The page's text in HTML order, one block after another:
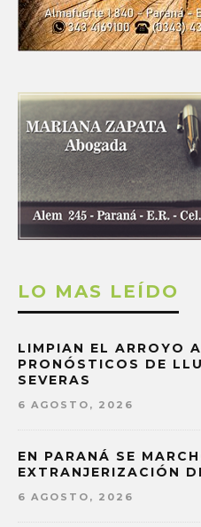
LO MAS LEÍDO
LIMPIAN EL ARROYO
PRONÓSTICOS DE
SEVERAS
6 AGOSTO, 2026
EN PARANÁ SE
EXTRANJERIZACIÓN
6 AGOSTO, 2026